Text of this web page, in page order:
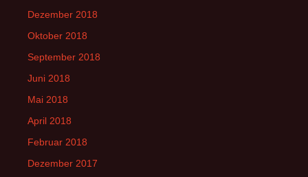
Dezember 2018
Oktober 2018
September 2018
Juni 2018
Mai 2018
April 2018
Februar 2018
Dezember 2017